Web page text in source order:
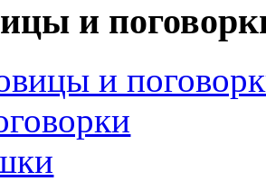
и
и